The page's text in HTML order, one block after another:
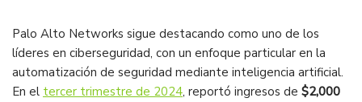
Palo Alto Networks sigue destacando como uno de los
líderes en ciberseguridad, con un enfoque particular en la
automatización de seguridad mediante inteligencia artificial.
En el tercer trimestre de 2024, reportó ingresos de $2,000